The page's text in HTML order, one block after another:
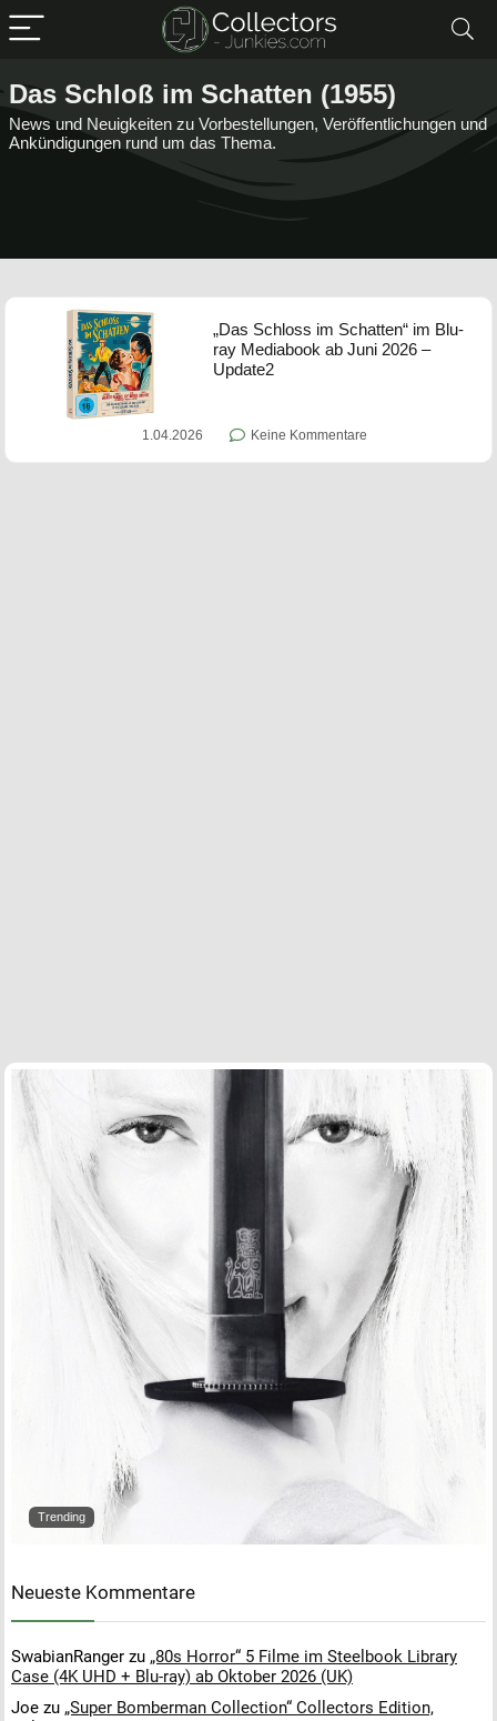
Das Schloß im Schatten (1955)
News und Neuigkeiten zu Vorbestellungen, Veröffentlichungen und
Ankündigungen rund um das Thema.
„Das Schloss im Schatten“ im Blu-
ray Mediabook ab Juni 2026 –
Update2
1.04.2026 Keine Kommentare
Trending
Neueste Kommentare
SwabianRanger zu „80s Horror“ 5 Filme im Steelbook Library
Case (4K UHD + Blu-ray) ab Oktober 2026 (UK)
Joe zu „Super Bomberman Collection“ Collectors Edition,